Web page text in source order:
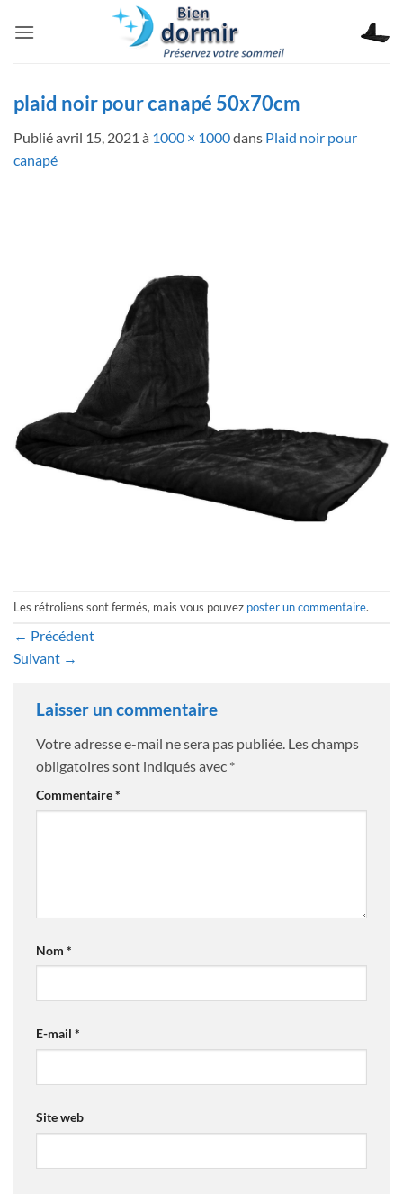
plaid noir pour canapé 50x70cm
Publiéavril 15, 2021 à 1000 × 1000dans Plaid noir pour
canapé
Les rétroliens sont fermés, mais vous pouvez poster un commentaire.
← Précédent
Suivant →
Laisser un commentaire
Votre adresse e-mail ne sera pas publiée. Les champs
obligatoires sont indiqués avec *
Commentaire*
Nom *
E-mail *
Site web